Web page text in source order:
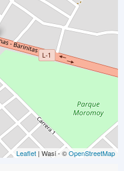
Leaflet | Wasi - ©OpenStreetMap